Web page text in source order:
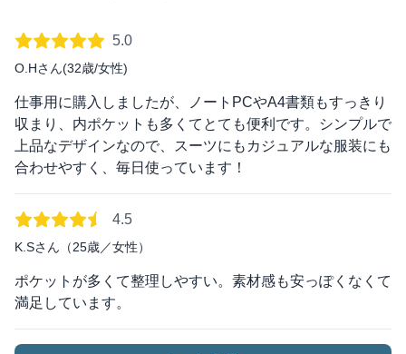
5.0
O.Hさん(32歳/女性)
仕事用に購入しましたが、ノートPCやA4書類もすっきり
収まり、内ポケットも多くてとても便利です。シンプルで
上品なデザインなので、スーツにもカジュアルな服装にも
合わせやすく、毎日使っています！
4.5
K.Sさん（25歳／女性）
ポケットが多くて整理しやすい。素材感も安っぽくなくて
満足しています。